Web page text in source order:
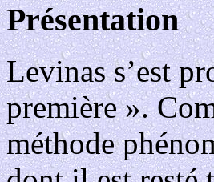
Présentation
Levinas s’est
première ».
méthode